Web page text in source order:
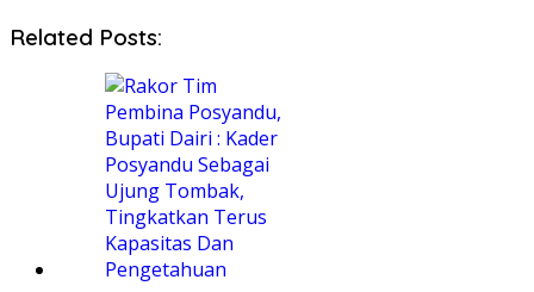
Related Posts: